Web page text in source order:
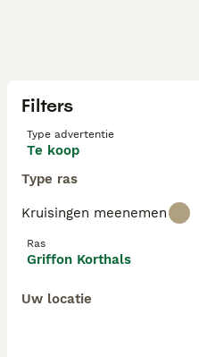
Filters
Type advertentie
Te koop
Type ras
Kruisingen meenemen
Ras
Griffon Korthals
Uw locatie